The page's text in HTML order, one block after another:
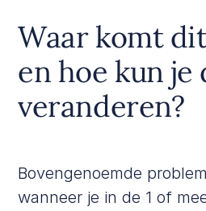
Waar komt
en hoe kun je
veranderen?
Bovengenoemde
wanneer je in de 1 of